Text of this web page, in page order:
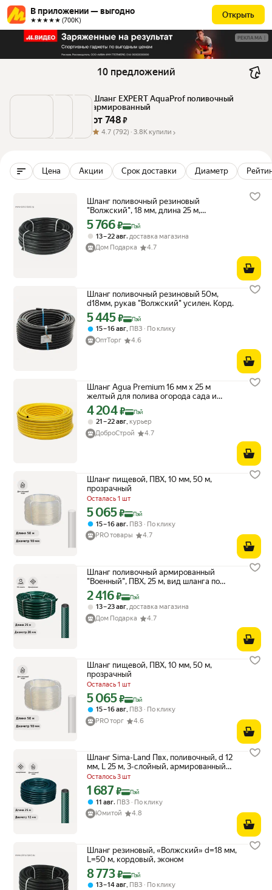
В приложении — выгодно
★★★★★ (700К)
Открыть
РЕКЛАМА
10 предложений
Шланг EXPERT AquaProf поливочный
армированный
от 748 ₽
4.7 (792) · 3.8K купили
Цена Акции Срок доставки Диаметр
Шланг поливочный резиновый
"Волжский", 18 мм, длина 25 м,
кордовый, эконом
Цена с картой Яндекс Пэй 5766 ₽ вместо
5 766₽ Пэй
13 – 22 авг, доставка магазина
Дом Подарка
4.7
Шланг поливочный резиновый 50м,
d18мм, рукав "Волжский" усилен. Корд.
Цена с картой Яндекс Пэй 5445 ₽ вместо
5 445₽ Пэй
15 – 16 авг, ПВЗ
По клику
ОптТорг
4.6
Шланг Agua Premium 16 мм х 25 м
желтый для полива огорода сада и
газона
Цена с картой Яндекс Пэй 4204 ₽ вместо
4 204₽ Пэй
21 – 22 авг курьер
ДоброСтрой
4.7
Шланг пищевой, ПВХ, 10 мм, 50 м,
прозрачный
Осталась 1 шт
Цена с картой Яндекс Пэй 5065 ₽ вместо
5 065₽ Пэй
15 – 16 авг, ПВЗ
По клику
PRO товары
4.7
Шланг поливочный армированный
"Военный", ПВХ, 25 м, вид шланга по
назначению: поливочный
Цена с картой Яндекс Пэй 2416 ₽ вместо
2 416₽ Пэй
13 – 23 авг, доставка магазина
Дом Подарка
4.7
Шланг пищевой, ПВХ, 10 мм, 50 м,
прозрачный
Осталась 1 шт
Цена с картой Яндекс Пэй 5065 ₽ вместо
5 065₽ Пэй
15 – 16 авг ПВЗ
По клику
PRO торг
4.6
Шланг Sima-Land Пвх, поливочный, d 12
мм, L 25 м, 3-слойный, армированный
"Метеор"
Осталось 3 шт
Цена с картой Яндекс Пэй 1687 ₽ вместо
1 687₽ Пэй
11 авг, ПВЗ
По клику
Юмитой
4.8
Шланг резиновый, «Волжский» d=18 мм,
L=50 м, кордовый, эконом
Цена с картой Яндекс Пэй 8773 ₽ вместо
8 773₽ Пэй
13 – 14 авг, ПВЗ
По клику